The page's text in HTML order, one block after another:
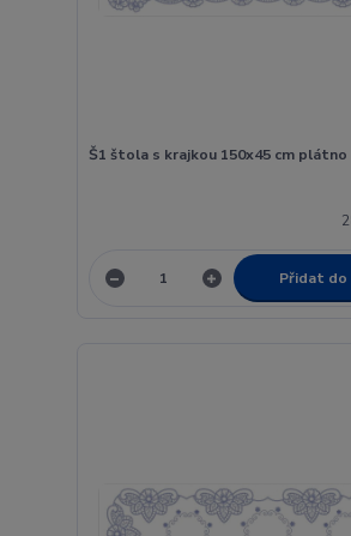
Š1 štola s krajkou 150x45 cm plátno
Přidat do